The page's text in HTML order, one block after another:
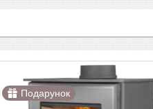
Подарунок